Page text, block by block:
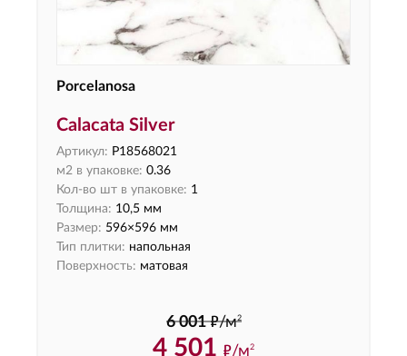
Porcelanosa
Calacata Silver
Артикул: P18568021
м2 в упаковке: 0.36
Кол-во шт в упаковке: 1
Толщина: 10,5 мм
Размер: 596×596 мм
Тип плитки: напольная
Поверхность: матовая
6 001 ф/м2
4 501 ф/м2